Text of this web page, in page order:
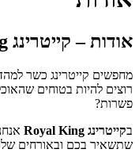
אודות – קייטרינג
מחפשים קייטרינג כשר
רוצים להיות בטוחים
פשרות?
בקייטרינג Royal King
שתשאיר בכם ובאורחים